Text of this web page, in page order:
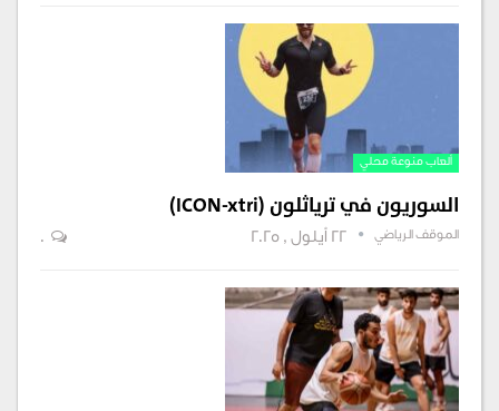
ألعاب منوعة محلي
السوريون في ترياثلون (ICON-xtri)
الموقف الرياضي 22 أيلول , 2025 0